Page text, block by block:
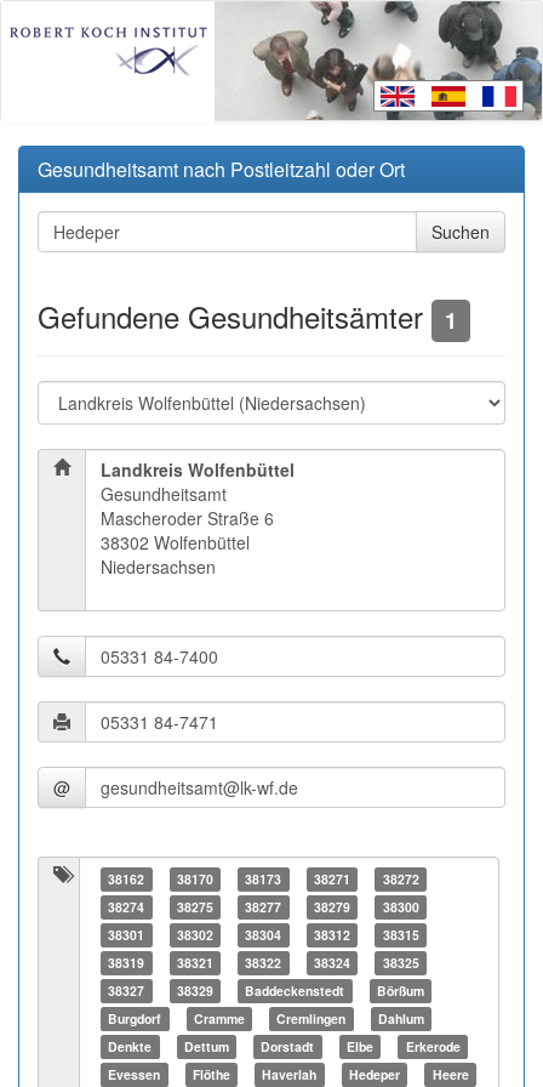
Gesundheitsamt nach Postleitzahl oder Ort
Gefundene Gesundheitsämter 1
Landkreis Wolfenbüttel
Gesundheitsamt
Mascheroder Straße 6
38302 Wolfenbüttel
Niedersachsen
@
38162 38170 38173 38271
38272
38274
38275 38277 38279
38300
38301
38302 38304 38312
38315
38319
38321 38322 38324
38325
38327
38329 Baddeckenstedt
Börßum
Burgdorf
Cramme Cremlingen
Dahlum
Denkte
Dettum Dorstadt Elbe
Erkerode
Evessen
Flöthe Haverlah Hedeper Heere